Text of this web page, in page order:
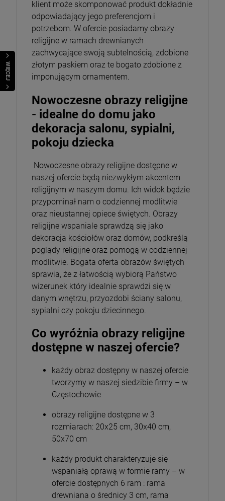
WIĘCEJ
klient może skomponować produkt dokładnie
odpowiadający jego preferencjom i
potrzebom. W ofercie posiadamy obrazy
religijne w ramach drewnianych
zachwycające swoją subtelnością, zdobione
złotym paskiem oraz te bogato zdobione z
imponującym ornamentem.
Nowoczesne obrazy religijne
- idealne do domu jako
dekoracja salonu, sypialni,
pokoju dziecka
Nowoczesne obrazy religijne dostępne w
naszej ofercie będą niezwykłym akcentem
religijnym w naszym domu. Ich widok będzie
przypominał nam o codziennej modlitwie
oraz nieustannej opiece świętych. Obrazy
religijne wspaniale sprawdzą się jako
dekoracja kościołów oraz domów, podkreślą
poglądy religijne oraz pomogą w codziennej
modlitwie. Bogata oferta obrazów świętych
sprawia, że z łatwością wybiorą Państwo
wizerunek który idealnie sprawdzi się w
danym wnętrzu, przyozdobi ściany salonu,
sypialni czy pokoju dziecinnego.
Co wyróżnia obrazy religijne
dostępne w naszej ofercie?
każdy obraz dostępny w naszej ofercie
tworzymy w naszej siedzibie firmy – w
Częstochowie
obrazy religijne dostępne w 3
rozmiarach: 20x25 cm, 30x40 cm,
50x70 cm
każdy produkt charakteryzuje się
wspaniałą oprawą w formie ramy – w
ofercie dostępnych 6 ram : rama
drewniana o średnicy 3 cm, rama